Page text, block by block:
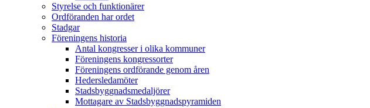
Styrelse och funktionärer
Ordföranden har ordet
Stadgar
Föreningens historia
Antal kongresser i olika kommuner
Föreningens kongressorter
Föreningens ordförande genom åren
Hedersledamöter
Stadsbyggnadsmedaljörer
Mottagare av Stadsbyggnadspyramiden